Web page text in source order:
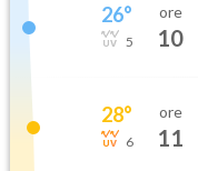
26°
5
ore
10
28°
6
ore
11